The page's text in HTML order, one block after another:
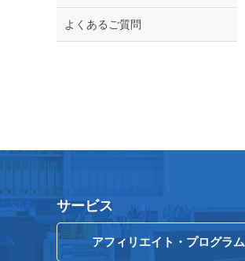
よくあるご質問
サービス
アフィリエイト・プログラム